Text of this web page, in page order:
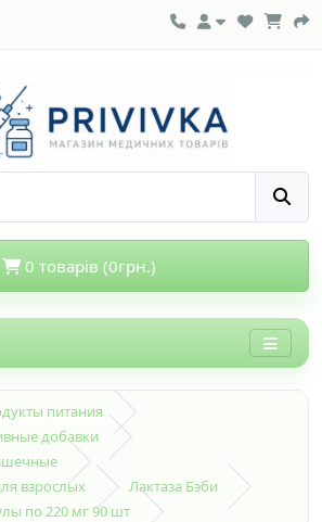
0 товарів (0грн.)
питания
добавки
взрослых
Лактаза Бэби
по 220 мг 90 шт